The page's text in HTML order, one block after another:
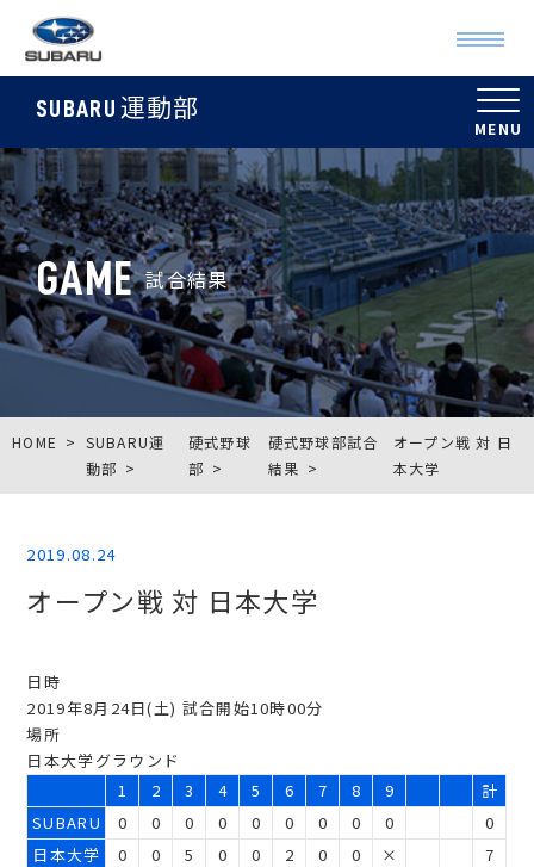
SUBARU 運動部
GAME 試合結果
HOME
SUBARU運
動部
硬式野球
部
硬式野球部試合
結果
オープン戦 対 日
本大学
2019.08.24
オープン戦 対 日本大学
日時
2019年8月24日(土) 試合開始10時00分
場所
日本大学グラウンド
1
2 3 4 5 6 7 8 9
計
SUBARU
0 0 0 0 0 0 0 0 0
0
日本大学
0 0 5 0 0 2 0 0 × 7